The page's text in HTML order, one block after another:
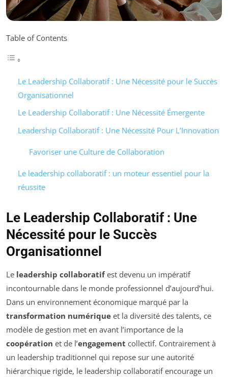
Table of Contents
Le Leadership Collaboratif : Une Nécessité pour le Succès
Organisationnel
Le Leadership Collaboratif : Une Nécessité Émergente
Leadership Collaboratif : Une Nécessité Pour L’Innovation
Favoriser une Culture de Collaboration
Le leadership collaboratif : un moteur essentiel pour la
réussite
Le Leadership Collaboratif : Une
Nécessité pour le Succès
Organisationnel
Le leadership collaboratifest devenu un impératif
incontournable dans le monde professionnel d’aujourd’hui.
Dans un environnement économique marqué par la
transformation numérique et la diversité des talents, ce
modèle de gestion met en avant l’importance de la
coopération et de l’engagement collectif. Contrairement à
un leadership traditionnel qui repose sur une autorité
hiérarchique rigide, le leadership collaboratif encourage un